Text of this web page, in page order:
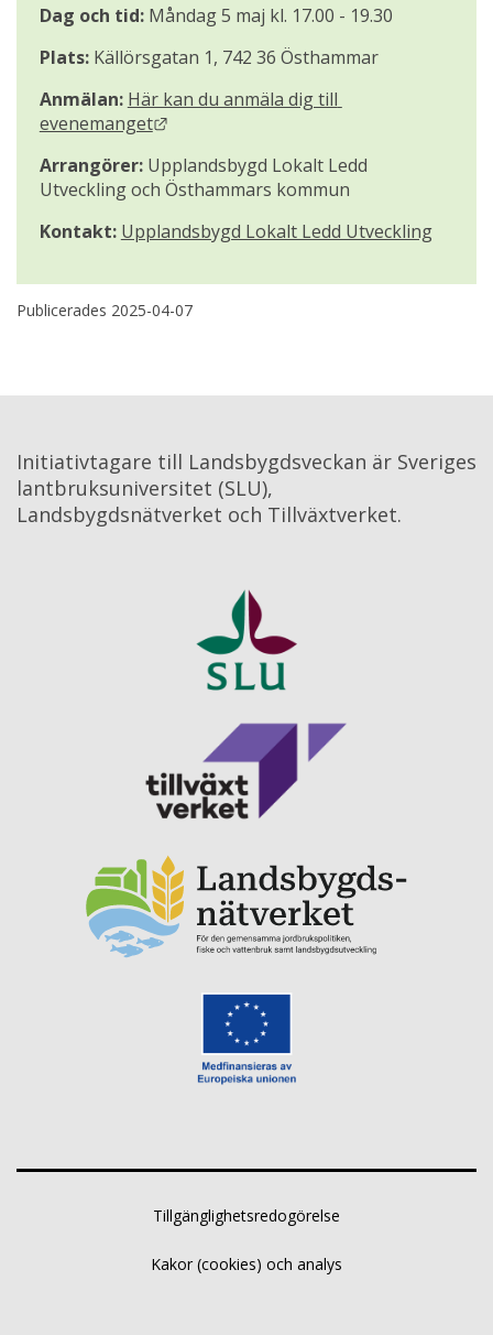
Dag och tid: Måndag 5 maj kl. 17.00 - 19.30
Plats: Källörsgatan 1, 742 36 Östhammar
Anmälan: Här kan du anmäla dig till
evenemanget Länk till annan webbplats.
Arrangörer: Upplandsbygd Lokalt Ledd
Utveckling och Östhammars kommun
Kontakt: Upplandsbygd Lokalt Ledd Utveckling
Publicerades 2025-04-07
Initiativtagare till Landsbygdsveckan är Sveriges
lantbruksuniversitet (SLU),
Landsbygdsnätverket och Tillväxtverket.
Tillgänglighetsredogörelse
Kakor (cookies) och analys